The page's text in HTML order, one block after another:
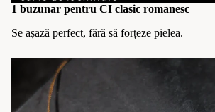
1 buzunar pentru CI clasic romanesc
Se așază perfect, fără să forțeze pielea.